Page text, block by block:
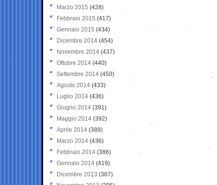
Marzo 2015 (428)
Febbraio 2015 (417)
Gennaio 2015 (434)
Dicembre 2014 (454)
Novembre 2014 (437)
Ottobre 2014 (440)
Settembre 2014 (450)
Agosto 2014 (433)
Luglio 2014 (436)
Giugno 2014 (391)
Maggio 2014 (392)
Aprile 2014 (389)
Marzo 2014 (436)
Febbraio 2014 (386)
Gennaio 2014 (419)
Dicembre 2013 (367)